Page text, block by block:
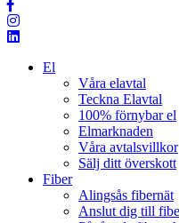
El
Våra elavtal
Teckna Elavtal
100% förnybar el
Elmarknaden
Våra avtalsvillkor
Sälj ditt överskott
Fiber
Alingsås fibernät
Anslut dig till